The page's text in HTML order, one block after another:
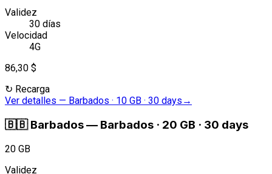
Validez
30 días
Velocidad
4G
86,30 $
↻ Recarga
Ver detalles — Barbados · 10 GB · 30 days →
🇧🇧 Barbados— Barbados · 20 GB · 30 days
20 GB
Validez